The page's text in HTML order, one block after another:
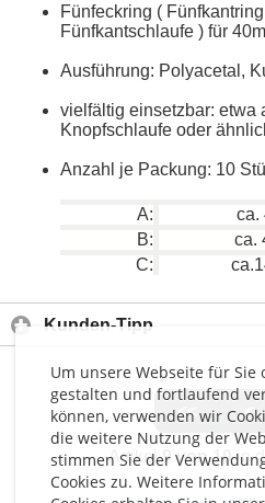
Um unsere Webseite für Sie
gestalten und fortlaufend
können, verwenden wir
die weitere Nutzung der
stimmen Sie der
Cookies zu. Weitere
Fünfeckring (
Fünfkantschlaufe ) für
Ausführung: Polyacetal,
vielfältig einsetzbar: etwa
Knopfschlaufe oder
Anzahl je Packung: 10
A:
ca.
B:
ca.
C:
Kunden-Tipp
<< <
Artikel9 von 10in